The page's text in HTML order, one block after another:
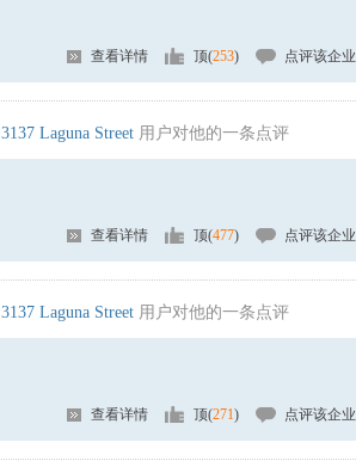
查看详情 顶(253) 点评该企业
3137 Laguna Street 用户对他的一条点评
查看详情 顶(477) 点评该企业
3137 Laguna Street 用户对他的一条点评
查看详情 顶(271) 点评该企业